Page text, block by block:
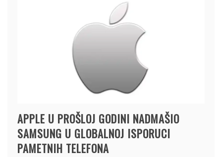
APPLE U PROŠLOJ GODINI NADMAŠIO
SAMSUNG U GLOBALNOJ ISPORUCI
PAMETNIH TELEFONA